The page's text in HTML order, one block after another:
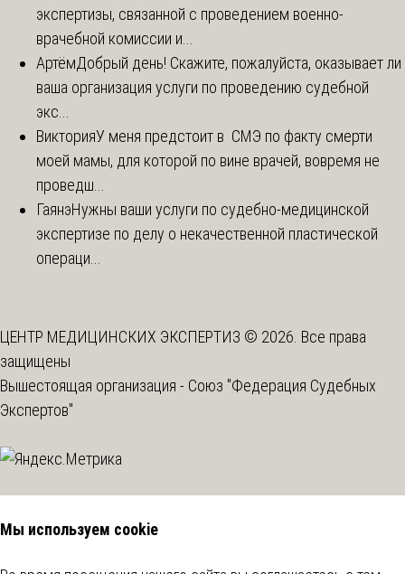
экспертизы, связанной с проведением военно-
врачебной комиссии и...
АртёмДобрый день! Скажите, пожалуйста, оказывает ли
ваша организация услуги по проведению судебной
экс...
ВикторияУ меня предстоит в СМЭ по факту смерти
моей мамы, для которой по вине врачей, вовремя не
проведш...
ГаянэНужны ваши услуги по судебно-медицинской
экспертизе по делу о некачественной пластической
операци...
ЦЕНТР МЕДИЦИНСКИХ ЭКСПЕРТИЗ © 2026. Все права
защищены
Вышестоящая организация - Союз "Федерация Судебных
Экспертов"
Мы используем cookie